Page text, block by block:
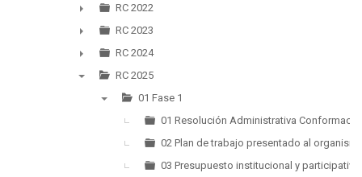
►
RC 2022
►
RC 2023
►
RC 2024
RC 2025
01 Fase 1
01 Resolución Administrativa
02 Plan de trabajo presentado al
03 Presupuesto institucional y participativo